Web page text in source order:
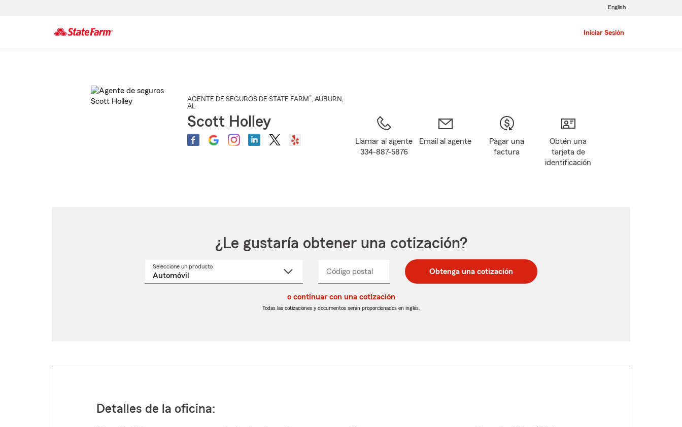
Iniciar Sesión
English
AGENTE DE SEGUROS DE STATE FARM®, AUBURN ,
AL
Scott Holley
Llamar al agente
334-887-5876
Email al agente
Pagar una
factura
Obtén una
tarjeta de
identificación
¿Le gustaría obtener una cotización?
Seleccione un productoSeleccione
Código postal
postal
de
postal
de
_____ Obtenga una cotización
o continuar con una cotización
Todas las cotizaciones y documentos serán proporcionados en inglés.
Detalles de la oficina: